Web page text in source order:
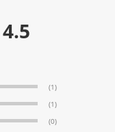
4.5
(1)
(1)
(0)